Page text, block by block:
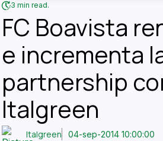
3 min read.
FC Boavista
e incrementa
partnership
Italgreen
Italgreen 04-sep-2014 10:00:00